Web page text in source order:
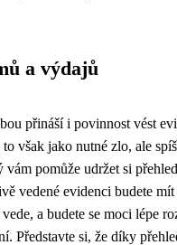
a výdajů
přináší i povinnost vést
však jako nutné zlo, ale
pomůže udržet si
vedené evidenci budete
a budete se moci lépe
Představte si, že díky